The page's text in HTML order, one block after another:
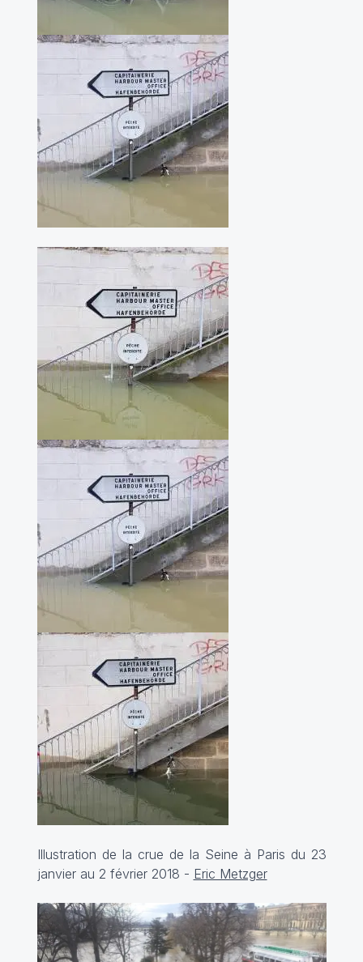
Illustration de la crue de la Seine à Paris du 23
janvier au 2 février 2018 - Eric Metzger